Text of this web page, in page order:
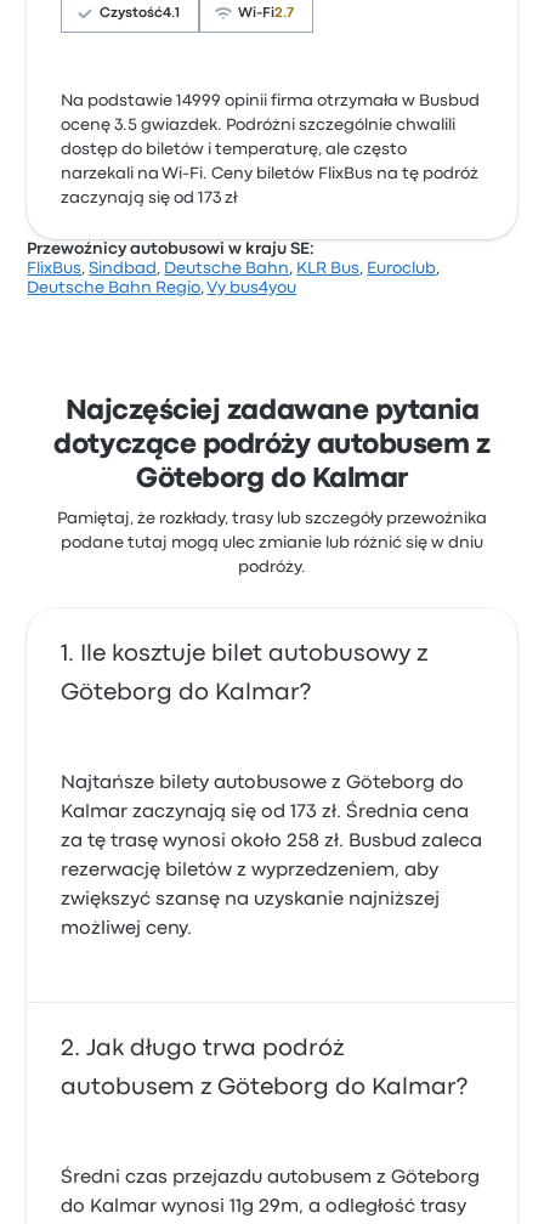
Czystość4.1 Wi-Fi2.7
Na podstawie 14999 opinii firma otrzymała w Busbud
ocenę 3.5 gwiazdek. Podróżni szczególnie chwalili
dostęp do biletów i temperaturę, ale często
narzekali na Wi-Fi. Ceny biletów FlixBus na tę podróż
zaczynają się od 173 zł
Przewoźnicy autobusowi w kraju SE:
FlixBus,Sindbad , Deutsche Bahn, KLR Bus, Euroclub,
Deutsche Bahn Regio,Vy bus4you
Najczęściej zadawane pytania
dotyczące podróży autobusem z
Göteborg do Kalmar
Pamiętaj, że rozkłady, trasy lub szczegóły przewoźnika
podane tutaj mogą ulec zmianie lub różnić się w dniu
podróży.
Ile kosztuje bilet autobusowy z
Göteborg do Kalmar?
Najtańsze bilety autobusowe z Göteborg do
Kalmar zaczynają się od 173 zł. Średnia cena
za tę trasę wynosi około 258 zł. Busbud zaleca
rezerwację biletów z wyprzedzeniem, aby
zwiększyć szansę na uzyskanie najniższej
możliwej ceny.
Jak długo trwa podróż
autobusem z Göteborg do Kalmar?
Średni czas przejazdu autobusem z Göteborg
do Kalmar wynosi 11g 29m, a odległość trasy